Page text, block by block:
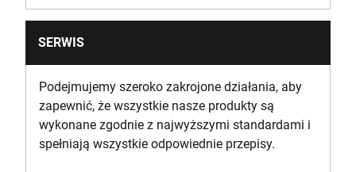
SERWIS
Podejmujemy szeroko zakrojone działania, aby
zapewnić, że wszystkie nasze produkty są
wykonane zgodnie z najwyższymi standardami i
spełniają wszystkie odpowiednie przepisy.